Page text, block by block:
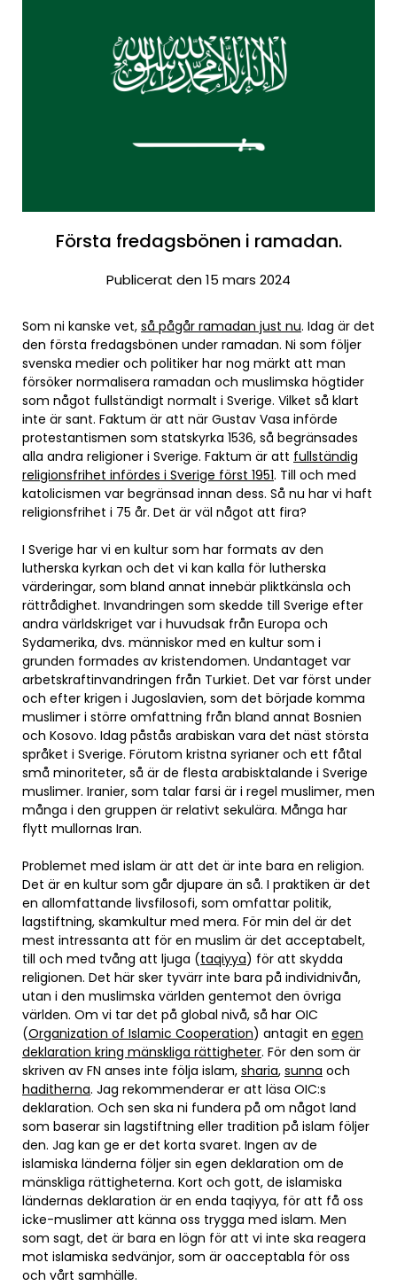
Första fredagsbönen i ramadan.
Publicerat den 15 mars 2024
Som ni kanske vet, så pågår ramadan just nu. Idag är det
den första fredagsbönen under ramadan. Ni som följer
svenska medier och politiker har nog märkt att man
försöker normalisera ramadan och muslimska högtider
som något fullständigt normalt i Sverige. Vilket så klart
inte är sant. Faktum är att när Gustav Vasa införde
protestantismen som statskyrka 1536, så begränsades
alla andra religioner i Sverige. Faktum är att fullständig
religionsfrihet infördes i Sverige först 1951. Till och med
katolicismen var begränsad innan dess. Så nu har vi haft
religionsfrihet i 75 år. Det är väl något att fira?
I Sverige har vi en kultur som har formats av den
lutherska kyrkan och det vi kan kalla för lutherska
värderingar, som bland annat innebär pliktkänsla och
rättrådighet. Invandringen som skedde till Sverige efter
andra världskriget var i huvudsak från Europa och
Sydamerika, dvs. människor med en kultur som i
grunden formades av kristendomen. Undantaget var
arbetskraftinvandringen från Turkiet. Det var först under
och efter krigen i Jugoslavien, som det började komma
muslimer i större omfattning från bland annat Bosnien
och Kosovo. Idag påstås arabiskan vara det näst största
språket i Sverige. Förutom kristna syrianer och ett fåtal
små minoriteter, så är de flesta arabisktalande i Sverige
muslimer. Iranier, som talar farsi är i regel muslimer, men
många i den gruppen är relativt sekulära. Många har
flytt mullornas Iran.
Problemet med islam är att det är inte bara en religion.
Det är en kultur som går djupare än så. I praktiken är det
en allomfattande livsfilosofi, som omfattar politik,
lagstiftning, skamkultur med mera. För min del är det
mest intressanta att för en muslim är det acceptabelt,
till och med tvång att ljuga (taqiyya) för att skydda
religionen. Det här sker tyvärr inte bara på individnivån,
utan i den muslimska världen gentemot den övriga
världen. Om vi tar det på global nivå, så har OIC
(Organization of Islamic Cooperation) antagit en egen
deklaration kring mänskliga rättigheter. För den som är
skriven av FN anses inte följa islam, sharia, sunna och
haditherna. Jag rekommenderar er att läsa OIC:s
deklaration. Och sen ska ni fundera på om något land
som baserar sin lagstiftning eller tradition på islam följer
den. Jag kan ge er det korta svaret. Ingen av de
islamiska länderna följer sin egen deklaration om de
mänskliga rättigheterna. Kort och gott, de islamiska
ländernas deklaration är en enda taqiyya, för att få oss
icke-muslimer att känna oss trygga med islam. Men
som sagt, det är bara en lögn för att vi inte ska reagera
mot islamiska sedvänjor, som är oacceptabla för oss
och vårt samhälle.